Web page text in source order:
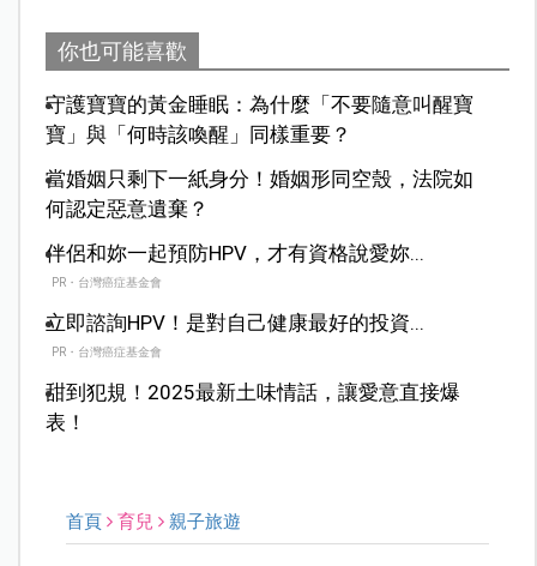
你也可能喜歡
守護寶寶的黃金睡眠：為什麼「不要隨意叫醒寶
寶」與「何時該喚醒」同樣重要？
當婚姻只剩下一紙身分！婚姻形同空殼，法院如
何認定惡意遺棄？
伴侶和妳一起預防HPV，才有資格說愛妳...
PR・台灣癌症基金會
立即諮詢HPV！是對自己健康最好的投資...
PR・台灣癌症基金會
甜到犯規！2025最新土味情話，讓愛意直接爆
表！
首頁 育兒 親子旅遊